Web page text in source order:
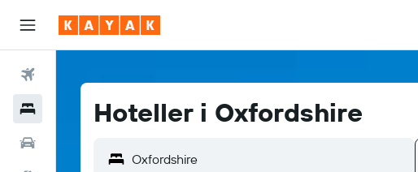
HotellerHoteller i Oxfordshire